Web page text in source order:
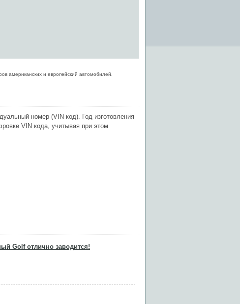
американских и европейский автомобилей.
номер (VIN код). Год изготовления
VIN кода, учитывая при этом
Golf отлично заводится!